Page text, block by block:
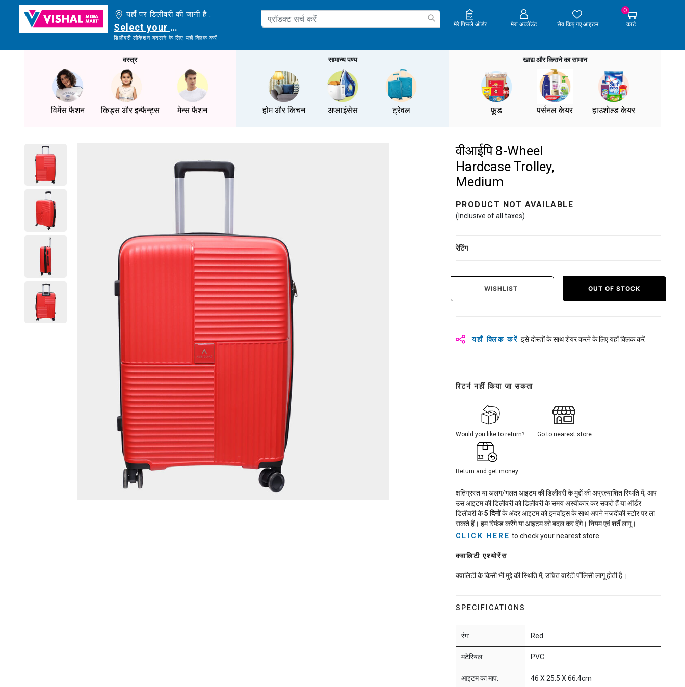
यहाँ पर डिलीवरी की जानी है :
Select your delivery location
डिलीवरी लोकेशन बदलने के लिए यहाँ क्लिक करें
मेरे पिछले ऑर्डर मेरा अकॉउंट सेव किए गए आइटम
0
कार्ट
वस्त्र
विमेंस फैशन किड्स और इन्फैन्ट्स मेन्स फैशन
सामान्य पण्य
होम और किचन अप्लाइंसेस ट्रेवल
खाद्य और किराने का सामान
फ़ूड पर्सनल केयर हाउशोल्ड केयर
वीआईपि 8-Wheel
Hardcase Trolley,
Medium
PRODUCT NOT AVAILABLE
(Inclusive of all taxes)
रेटिंग
WISHLIST OUT OF STOCK
यहाँ क्लिक करें इसे दोस्तों के साथ शेयर करने के लिए यहाँ क्लिक करें
रिटर्न नहीं किया जा सकता
Would you like to return? Go to nearest store
Return and get money
क्षतिग्रस्त या अलग/गलत आइटम की डिलीवरी के मुद्दों की अप्रत्याशित स्थिति में, आप
उस आइटम की डिलीवरी को डिलीवरी के समय अस्वीकार कर सकते हैं या ऑर्डर
डिलीवरी के5 दिनोंके अंदर आइटम को इनवॉइस के साथ अपने नज़दीकी स्टोर पर ला
सकते हैं। हम रिफंड करेंगे या आइटम को बदल कर देंगे। नियम एवं शर्तें लागू।
CLICK HERE to check your nearest store
क्वालिटी एश्योरेंस
क्वालिटी के किसी भी मुद्दे की स्थिति में, उचित वारंटी पॉलिसी लागू होती है।
SPECIFICATIONS
रंग: Red
मटेरियल: PVC
आइटम का माप: 46 X 25.5 X 66.4cm